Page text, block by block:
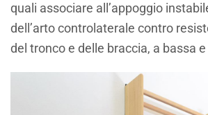
quali associare all’appoggio
dell’arto controlaterale contro
del tronco e delle braccia, a bassa